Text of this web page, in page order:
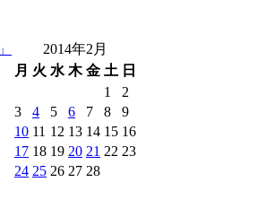
2014年2月
月 火 水 木 金 土 日
1
2
3
4 5 6 7 8
9
10 11 12 13 14 15 16
17 18 19 20 21 22 23
24 25 26 27 28